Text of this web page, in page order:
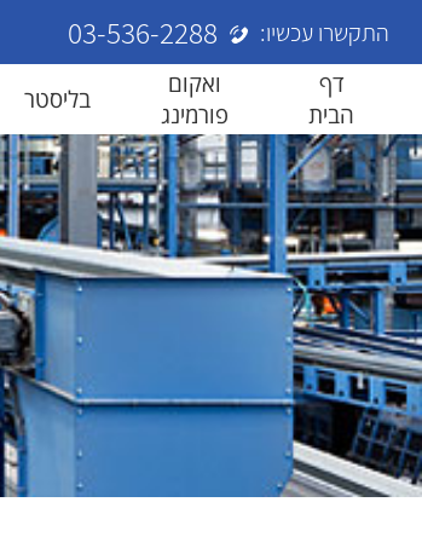
התקשרו עכשיו: 03-536-2288
דף
הבית
ואקום
פורמינג
בליסטר